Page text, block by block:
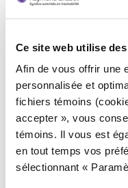
Ce site web utilise
Afin de vous offrir une
personnalisée et
fichiers témoins
accepter », vous
témoins. Il vous est
en tout temps vos
sélectionnant «
Syndic